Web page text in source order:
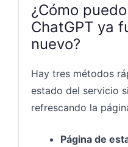
¿Cómo
ChatGPT ya
nuevo?
Hay tres métodos
estado del servicio
refrescando la
Página de